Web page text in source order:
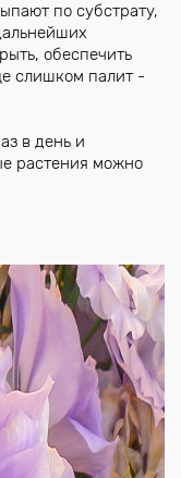
по субстрату,
обеспечить
слишком палит -
в день и
растения можно